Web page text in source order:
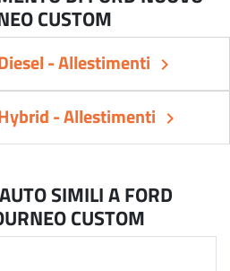
CUSTOM
- Allestimenti keyboard_arrow_right
- Allestimenti keyboard_arrow_right
SIMILI A FORD
CUSTOM